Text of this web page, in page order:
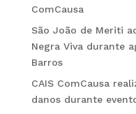
ComCausa
São João de Meriti
Negra Viva durante
Barros
CAIS ComCausa
danos durante